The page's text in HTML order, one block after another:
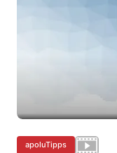
apoluTipps